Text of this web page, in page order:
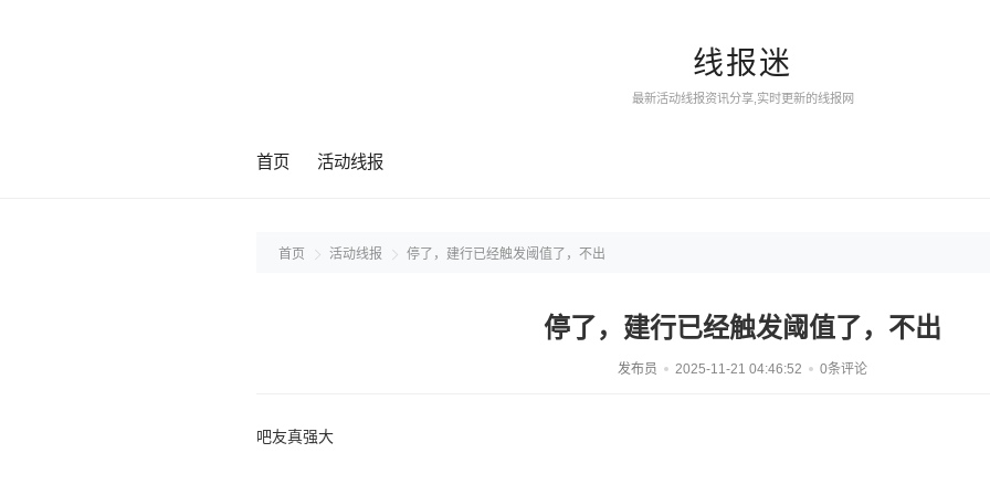
线报迷
最新活动线报资讯分享,实时更新的线报网
首页 活动线报
首页 活动线报 停了，建行已经触发阈值了，不出
停了，建行已经触发阈值了，不出
发布员 2025-11-21 04:46:52 0条评论
吧友真强大